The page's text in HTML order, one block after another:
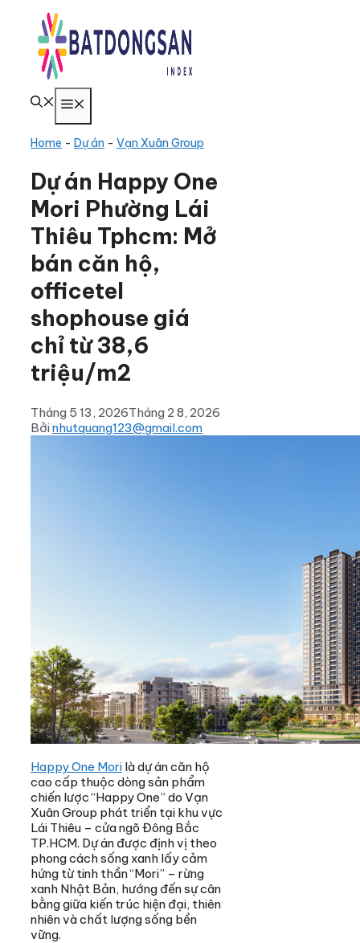
Chuyển
Home - Dự án - Vạn Xuân Group
Dự án Happy One
Mori Phường Lái
Thiêu Tphcm: Mở
bán căn hộ,
officetel
shophouse giá
chỉ từ 38,6
triệu/m2
Tháng 5 13, 2026Tháng 2 8, 2026
Bởinhutquang123@gmail.com
Happy One Mori là dự án căn hộ
cao cấp thuộc dòng sản phẩm
chiến lược “Happy One” do Vạn
Xuân Group phát triển tại khu vực
Lái Thiêu – cửa ngõ Đông Bắc
TP.HCM. Dự án được định vị theo
phong cách sống xanh lấy cảm
hứng từ tinh thần “Mori” – rừng
xanh Nhật Bản, hướng đến sự cân
bằng giữa kiến trúc hiện đại, thiên
nhiên và chất lượng sống bền
vững.